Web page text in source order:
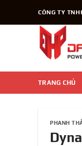
CÔNG TY
TRANG CHỦ
PHANH